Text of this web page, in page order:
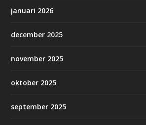
januari 2026
december 2025
november 2025
oktober 2025
september 2025